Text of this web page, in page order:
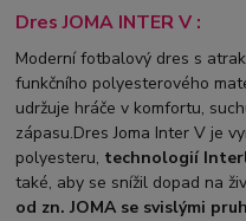
Dres JOMA INTER V :
Moderní fotbalový dres s
funkčního polyesterového
udržuje hráče v komfortu,
zápasu.Dres Joma Inter V je
polyesteru, technologií
také, aby se snížil dopad na
od zn. JOMA se svislými